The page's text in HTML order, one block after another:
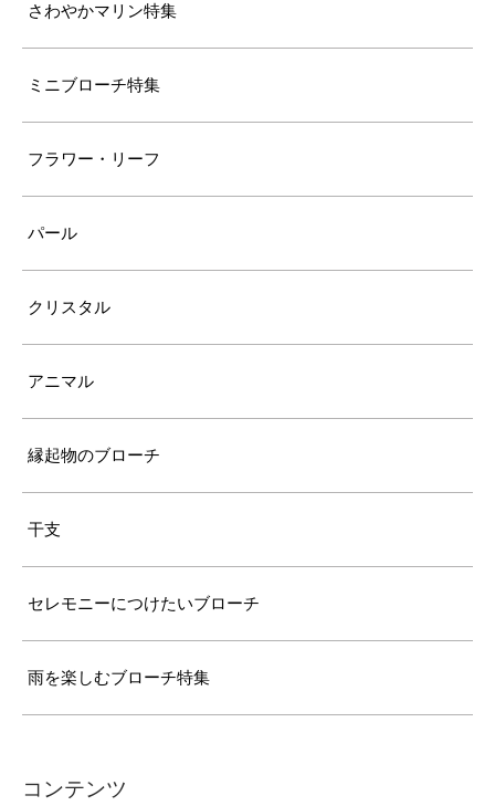
さわやかマリン特集
ミニブローチ特集
フラワー・リーフ
パール
クリスタル
アニマル
縁起物のブローチ
干支
セレモニーにつけたいブローチ
雨を楽しむブローチ特集
コンテンツ